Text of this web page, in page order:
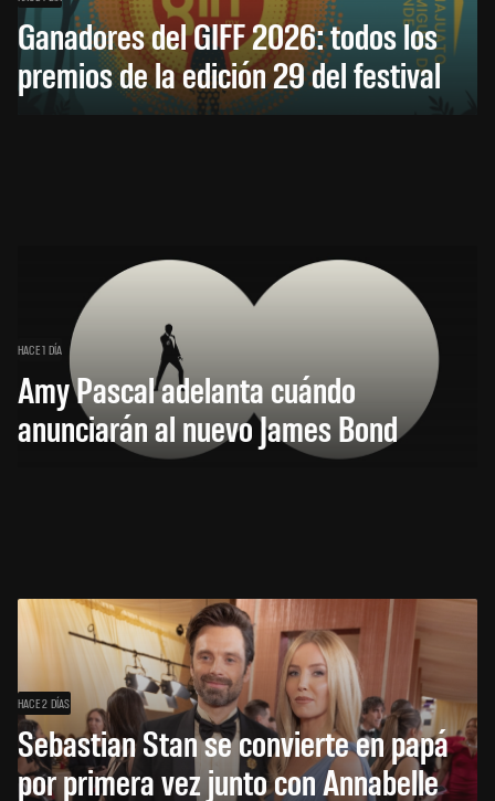
Ganadores del GIFF 2026: todos los
premios de la edición 29 del festival
HACE 1 DÍA
Amy Pascal adelanta cuándo
anunciarán al nuevo James Bond
HACE 2 DÍAS
Sebastian Stan se convierte en papá
por primera vez junto con Annabelle